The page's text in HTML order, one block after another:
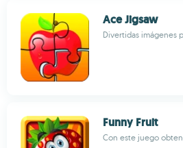
Ace Jigsaw
Divertidas imágenes
Funny Fruit
Con este juego